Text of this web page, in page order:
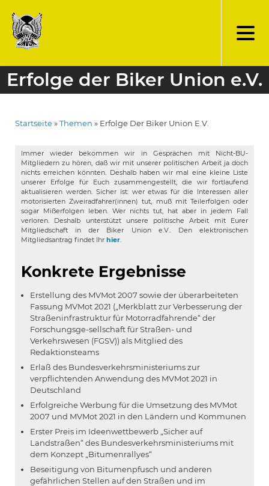
zum
Inhalt
Erfolge der Biker Union e.V.
Startseite Themen Erfolge Der Biker Union E.V.
Immer wieder bekommen wir in Gesprächen mit Nicht-BU-
Mitgliedern zu hören, daß wir mit unserer politischen Arbeit ja doch
nichts erreichen könnten. Deshalb haben wir mal eine kleine Liste
unserer Erfolge für Euch zusammengestellt, die wir fortlaufend
aktualisieren werden. Sicher ist: wer etwas für die Interessen aller
motorisierten Zweiradfahrer(innen) tut, muß mit Teilerfolgen oder
sogar Mißerfolgen leben. Wer nichts tut, hat aber in jedem Fall
verloren. Deshalb unterstützt unsere politische Arbeit mit Eurer
Mitgliedschaft in der Biker Union e.V.. Den elektronischen
Mitgliedsantrag findet Ihr hier
Konkrete Ergebnisse
Erstellung des MVMot 2007 sowie der überarbeiteten
Fassung MVMot 2021 („Merkblatt zur Verbesserung der
Straßeninfrastruktur für Motorradfahrende“ der
Forschungsge-sellschaft für Straßen- und
Verkehrswesen (FGSV)) als Mitglied des
Redaktionsteams
Erlaß des Bundesverkehrsministeriums zur
verpflichtenden Anwendung des MVMot 2021 in
Deutschland
Erfolgreiche Werbung für die Umsetzung des MVMot
2007 und MVMot 2021 in den Ländern und Kommunen
Erster Preis im Ideenwettbewerb „Sicher auf
Landstraßen“ des Bundesverkehrsministeriums mit
dem Konzept „Bitumenrallyes“
Beseitigung von Bitumenpfusch und anderen
gefährlichen Stellen auf den Straßen und im